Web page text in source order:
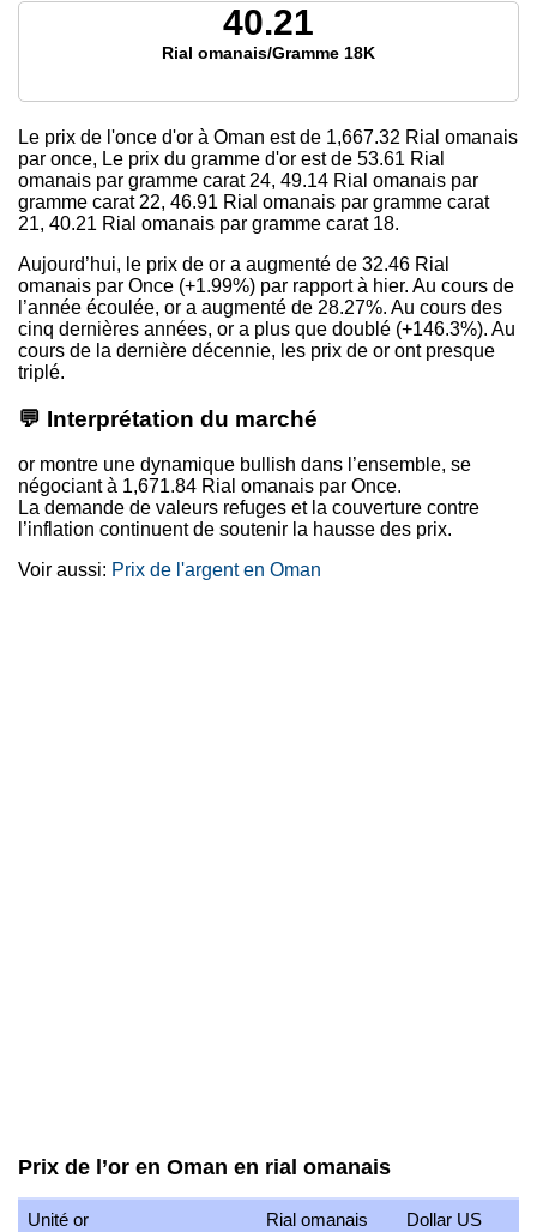
40.21
Rial omanais/Gramme 18K
Le prix de l'once d'or à Oman estde 1,667.32 Rial omanais
par once, Le prix du gramme d'or estde 53.61 Rial
omanais par gramme carat 24, 49.14 Rial omanais par
gramme carat 22, 46.91 Rial omanais par gramme carat
21, 40.21 Rial omanais par gramme carat 18.
Aujourd’hui, le prix de or a augmenté de 32.46 Rial
omanais par Once (+1.99%) par rapport à hier. Au cours de
l’année écoulée, or a augmenté de 28.27%. Au cours des
cinq dernières années, or a plus que doublé (+146.3%). Au
cours de la dernière décennie, les prix de or ont presque
triplé.
💬 Interprétation du marché
or montre une dynamique bullish dans l’ensemble, se
négociant à 1,671.84 Rial omanais par Once.
La demande de valeurs refuges et la couverture contre
l’inflation continuent de soutenir la hausse des prix.
Voir aussi: Prix de l'argent en Oman
Prix de l’or en Oman en rial omanais
Unité or Rial omanais Dollar US